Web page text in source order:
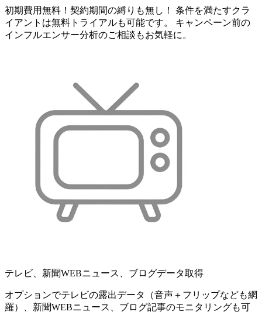
初期費用無料！契約期間の縛りも無し！ 条件を満たすクラ
イアントは無料トライアルも可能です。 キャンペーン前の
インフルエンサー分析のご相談もお気軽に。
テレビ、新聞WEBニュース、ブログデータ取得
オプションでテレビの露出データ（音声＋フリップなども網
羅）、新聞WEBニュース、ブログ記事のモニタリングも可